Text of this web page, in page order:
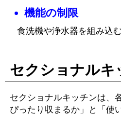
機能の制限
食洗機や浄水器を組み込
セクショナルキ
セクショナルキッチンは、
ぴったり収まるか」と「使